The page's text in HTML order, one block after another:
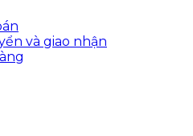
và giao nhận